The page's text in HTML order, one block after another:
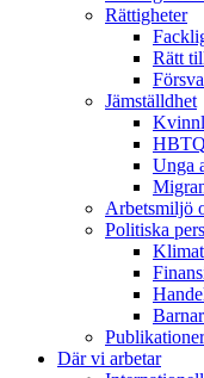
Rättigheter
Rätt
Jämställdhet
Unga
Arbetsmiljö
Politiska
Publikationer
Där vi arbetar